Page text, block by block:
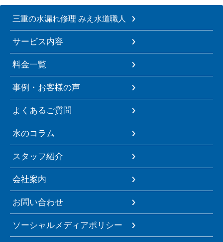
三重の水漏れ修理 みえ水道職人
サービス内容
料金一覧
事例・お客様の声
よくあるご質問
水のコラム
スタッフ紹介
会社案内
お問い合わせ
ソーシャルメディアポリシー